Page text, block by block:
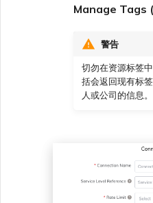
Manage Tags
警告
切勿在资源标签
括会返回现有标
人或公司的信息。